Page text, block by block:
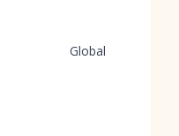
Global